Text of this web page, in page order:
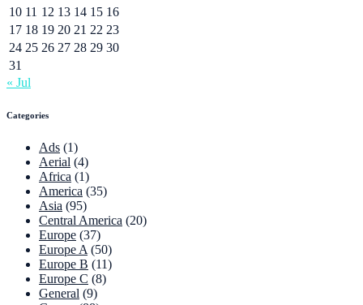
10 11 12 13 14 15 16
17 18 19 20 21 22 23
24 25 26 27 28 29 30
31
« Jul
Categories
Ads (1)
Aerial (4)
Africa (1)
America (35)
Asia (95)
Central America (20)
Europe (37)
Europe A (50)
Europe B (11)
Europe C (8)
General (9)